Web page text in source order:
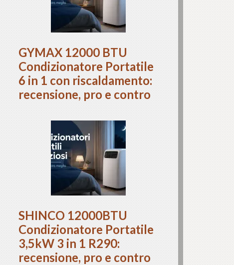
GYMAX 12000 BTU
Condizionatore Portatile
6 in 1 con riscaldamento:
recensione, pro e contro
SHINCO 12000BTU
Condizionatore Portatile
3,5kW 3 in 1 R290:
recensione, pro e contro